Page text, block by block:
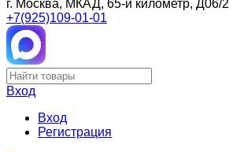
г. Москва, МКАД, 65-й километр, Д06/2
+7(925)109-01-01
Вход
Вход
Регистрация